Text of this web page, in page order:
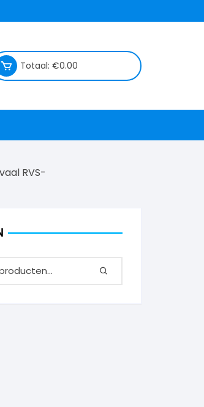
Totaal: €0.00
RVS-